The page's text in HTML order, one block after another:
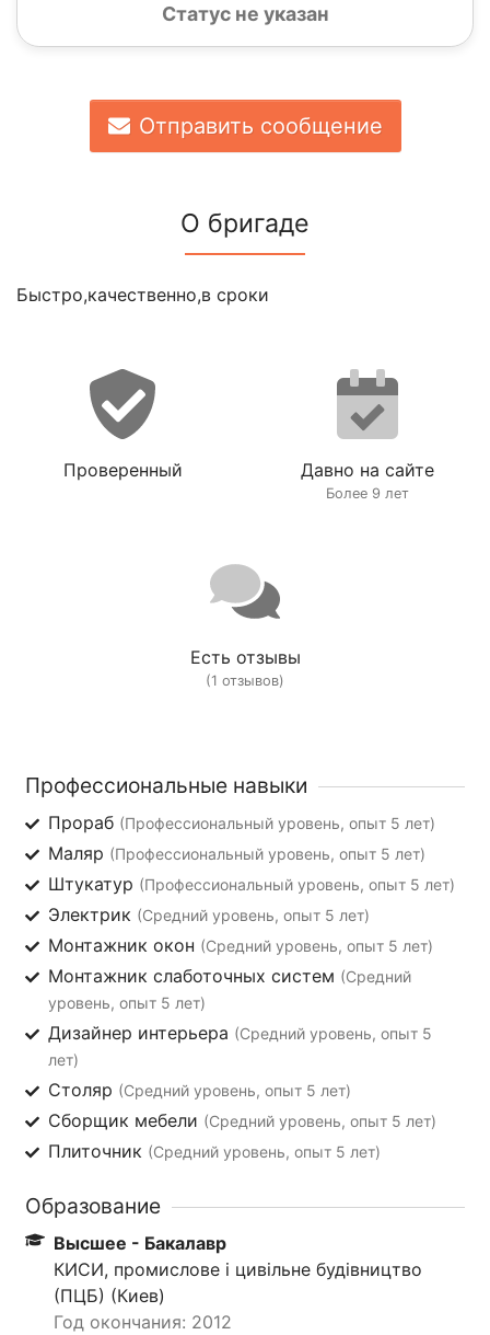
Статус не указан
Отправить сообщение
О бригаде
Быстро,качественно,в сроки
Проверенный Давно на сайте
Более 9 лет
Есть отзывы
(1 отзывов)
Профессиональные навыки
Прораб (Профессиональный уровень, опыт 5 лет)
Маляр (Профессиональный уровень, опыт 5 лет)
Штукатур (Профессиональный уровень, опыт 5 лет)
Электрик (Средний уровень, опыт 5 лет)
Монтажник окон (Средний уровень, опыт 5 лет)
Монтажник слаботочных систем (Средний
уровень, опыт 5 лет)
Дизайнер интерьера (Средний уровень, опыт 5
лет)
Столяр (Средний уровень, опыт 5 лет)
Сборщик мебели (Средний уровень, опыт 5 лет)
Плиточник (Средний уровень, опыт 5 лет)
Образование
Высшее - Бакалавр
КИСИ, промислове і цивільне будівництво
(ПЦБ) (Киев)
Год окончания: 2012